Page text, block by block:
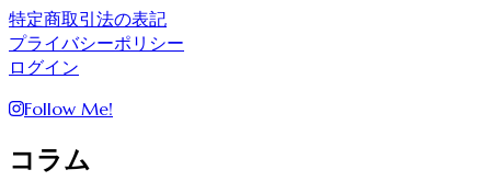
特定商取引法の表記
プライバシーポリシー
ログイン
Follow Me!
コラム